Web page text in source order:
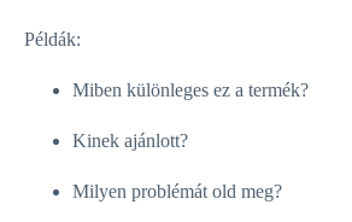
Példák:
Miben különleges ez a termék?
Kinek ajánlott?
Milyen problémát old meg?